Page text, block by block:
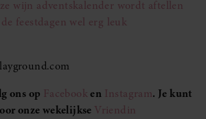
wijn adventskalender wordt aftellen
feestdagen wel erg leuk
ons op Facebooken Instagram. Je kunt
onze wekelijkse Vriendin